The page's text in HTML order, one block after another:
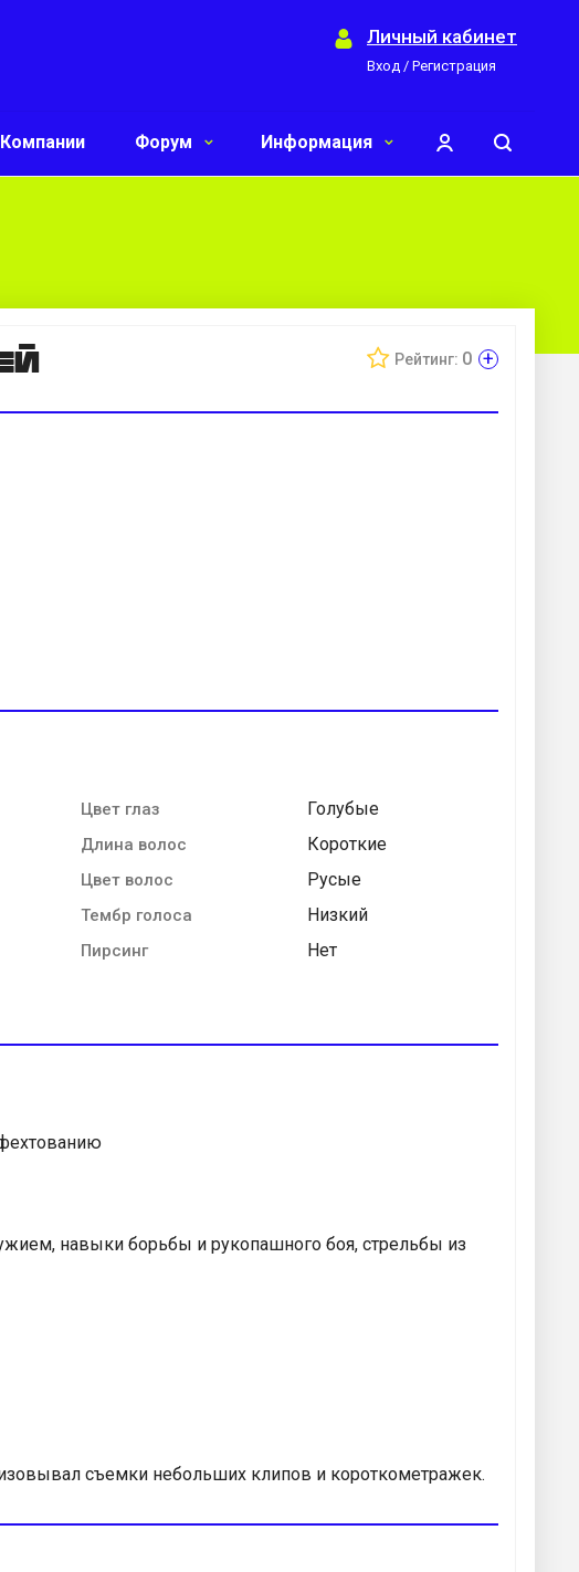
Личный кабинет
Вход / Регистрация
Компании Форум Информация
Рейтинг: 0 +
Цвет глаз Голубые
Длина волос Короткие
Цвет волос Русые
Тембр голоса Низкий
Пирсинг Нет
навыки борьбы и рукопашного боя, стрельбы из
съемки небольших клипов и короткометражек.